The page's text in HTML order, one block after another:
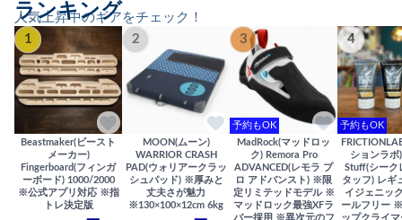
人気上昇中のギアをチェック！
ランキング
1
Beastmaker(ビースト
メーカー)
Fingerboard(フィンガ
ーボード) 1000/2000
※公式アプリ対応 ※指
トレ決定版
2
MOON(ムーン)
WARRIOR CRASH
PAD(ウォリアークラッ
シュパッド) ※厚みと
丈夫さが魅力
※130×100×12cm 6kg
3
予約もOK
MadRock(マッドロッ
ク) Remora Pro
ADVANCED(レモラ プ
ロ アドバンスト) ※限
定リミテッドモデル ※
マッドロック最強XFラ
4
予約もOK
ションラボ
Stuff(シーク
タッフ) レギ
イジェニッ
ールフリー